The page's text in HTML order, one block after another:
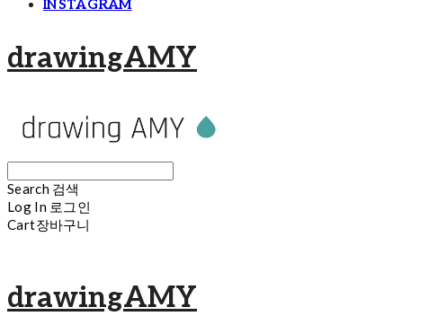
INSTAGRAM
drawingAMY
Search 검색
Log In 로그인
Cart장바구니
drawingAMY